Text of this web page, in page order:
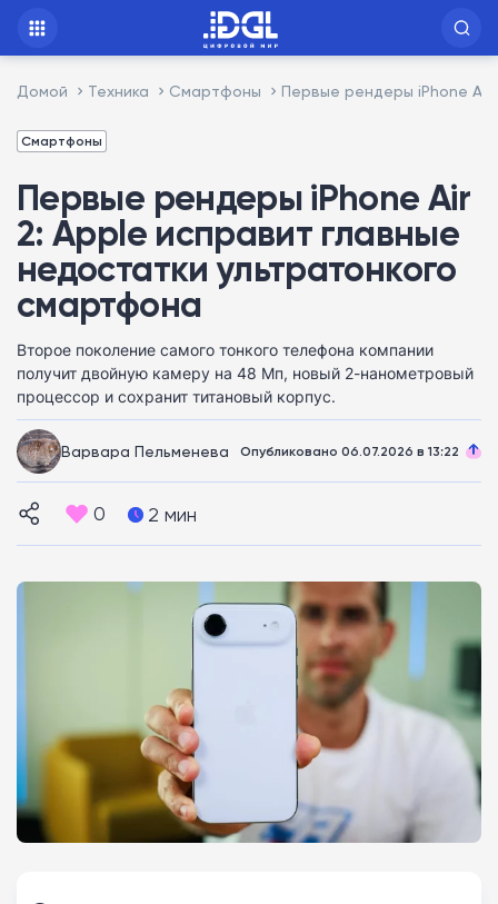
Домой Техника Смартфоны Первые рендеры iPhone Air
Смартфоны
Первые рендеры iPhone Air
2: Apple исправит главные
недостатки ультратонкого
смартфона
Второе поколение самого тонкого телефона компании
получит двойную камеру на 48 Мп, новый 2-нанометровый
процессор и сохранит титановый корпус.
Варвара Пельменева Опубликовано 06.07.2026 в 13:22
0 2 мин